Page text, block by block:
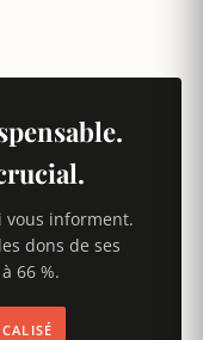
vous informent.
dons de ses
66 %.